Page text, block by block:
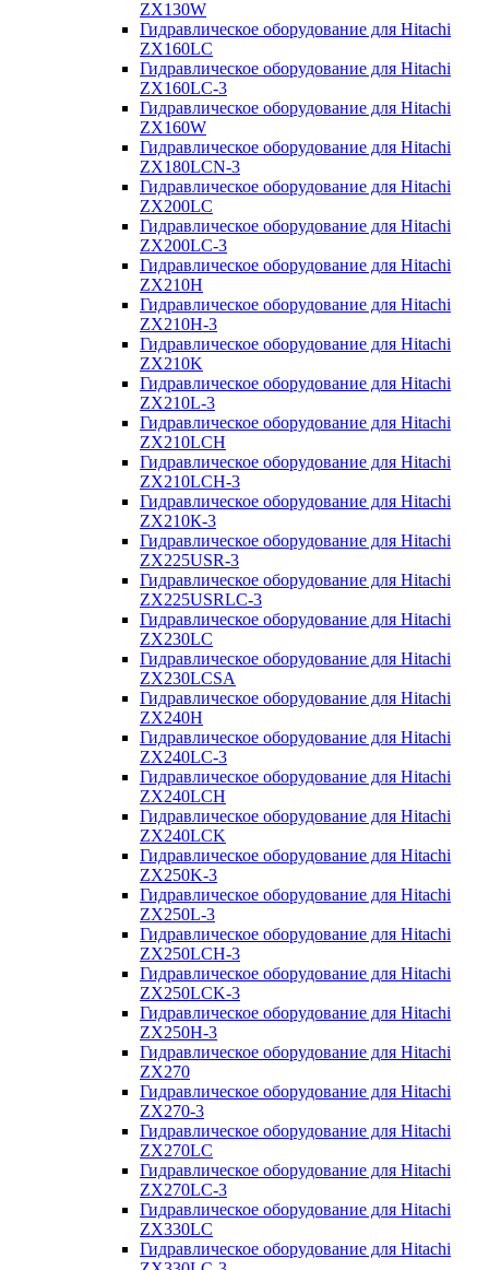
ZX130W
Гидравлическое оборудование для Hitachi
ZX160LC
Гидравлическое оборудование для Hitachi
ZX160LC-3
Гидравлическое оборудование для Hitachi
ZX160W
Гидравлическое оборудование для Hitachi
ZX180LCN-3
Гидравлическое оборудование для Hitachi
ZX200LC
Гидравлическое оборудование для Hitachi
ZX200LC-3
Гидравлическое оборудование для Hitachi
ZX210H
Гидравлическое оборудование для Hitachi
ZX210H-3
Гидравлическое оборудование для Hitachi
ZX210K
Гидравлическое оборудование для Hitachi
ZX210L-3
Гидравлическое оборудование для Hitachi
ZX210LCH
Гидравлическое оборудование для Hitachi
ZX210LCH-3
Гидравлическое оборудование для Hitachi
ZX210К-3
Гидравлическое оборудование для Hitachi
ZX225USR-3
Гидравлическое оборудование для Hitachi
ZX225USRLC-3
Гидравлическое оборудование для Hitachi
ZX230LC
Гидравлическое оборудование для Hitachi
ZX230LCSA
Гидравлическое оборудование для Hitachi
ZX240H
Гидравлическое оборудование для Hitachi
ZX240LC-3
Гидравлическое оборудование для Hitachi
ZX240LCH
Гидравлическое оборудование для Hitachi
ZX240LCK
Гидравлическое оборудование для Hitachi
ZX250K-3
Гидравлическое оборудование для Hitachi
ZX250L-3
Гидравлическое оборудование для Hitachi
ZX250LCH-3
Гидравлическое оборудование для Hitachi
ZX250LCK-3
Гидравлическое оборудование для Hitachi
ZX250Н-3
Гидравлическое оборудование для Hitachi
ZX270
Гидравлическое оборудование для Hitachi
ZX270-3
Гидравлическое оборудование для Hitachi
ZX270LC
Гидравлическое оборудование для Hitachi
ZX270LC-3
Гидравлическое оборудование для Hitachi
ZX330LC
Гидравлическое оборудование для Hitachi